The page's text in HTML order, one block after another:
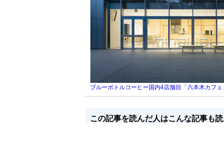
ブルーボトルコーヒー国内4店舗目「六本木カフ
この記事を読んだ人はこんな記事も